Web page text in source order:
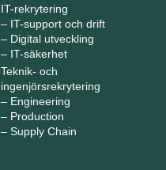
IT-rekrytering
– IT-support och drift
– Digital utveckling
– IT-säkerhet
Teknik- och
ingenjörsrekrytering
– Engineering
– Production
– Supply Chain